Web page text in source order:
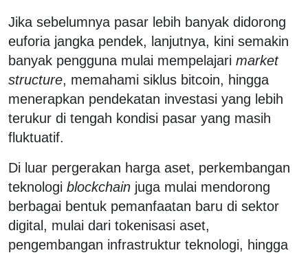
Jika sebelumnya pasar lebih banyak didorong
euforia jangka pendek, lanjutnya, kini semakin
banyak pengguna mulai mempelajari market
structure, memahami siklus bitcoin, hingga
menerapkan pendekatan investasi yang lebih
terukur di tengah kondisi pasar yang masih
fluktuatif.
Di luar pergerakan harga aset, perkembangan
teknologi blockchain juga mulai mendorong
berbagai bentuk pemanfaatan baru di sektor
digital, mulai dari tokenisasi aset,
pengembangan infrastruktur teknologi, hingga